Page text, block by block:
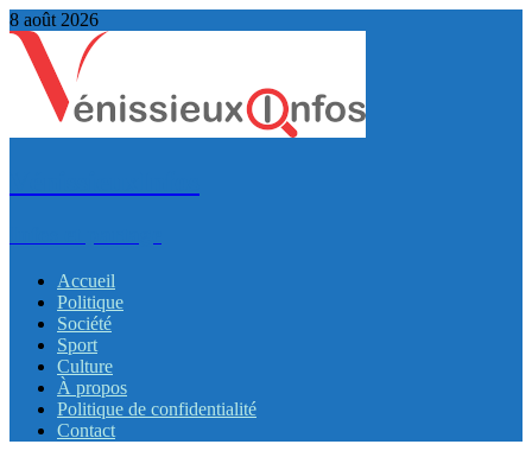
8 août 2026
Accueil
Politique
Société
Sport
Culture
À propos
Politique de confidentialité
Contact